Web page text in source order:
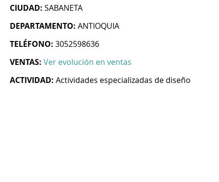
CIUDAD: SABANETA
DEPARTAMENTO: ANTIOQUIA
TELÉFONO: 3052598636
VENTAS: Ver evolución en ventas
ACTIVIDAD: Actividades especializadas de diseño